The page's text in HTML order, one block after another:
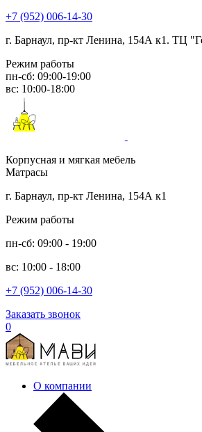
+7 (952) 006-14-30
г. Барнаул, пр-кт Ленина, 154А к1. ТЦ
Режим работы
пн-сб: 09:00-19:00
вс: 10:00-18:00
Корпусная и мягкая мебель
Матрасы
г. Барнаул, пр-кт Ленина, 154А к1
Режим работы
пн-сб: 09:00 - 19:00
вс: 10:00 - 18:00
+7 (952) 006-14-30
Заказать звонок
0
О компании